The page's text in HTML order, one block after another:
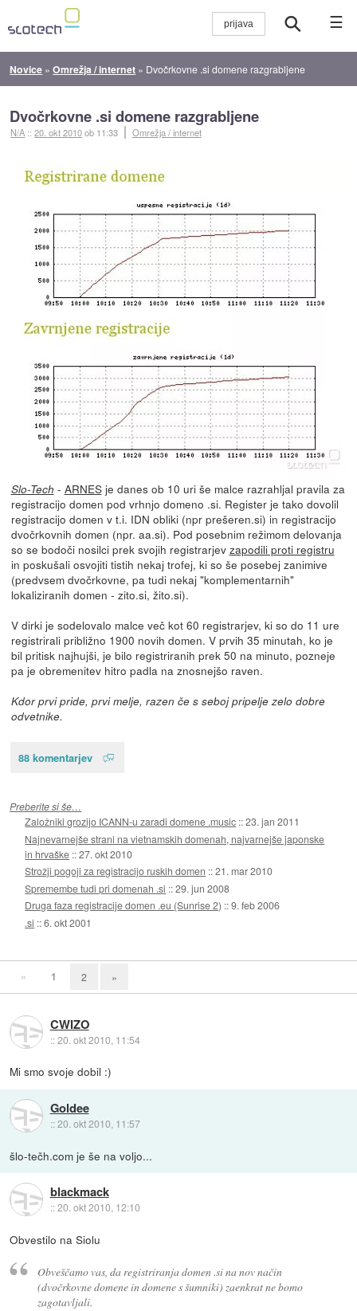
☰
Novice »Omrežja / internet » Dvočrkovne .si domene razgrabljene
Dvočrkovne .si domene razgrabljene
N/A ::20. okt 2010ob 11:33 Omrežja / internet
Slo-Tech - ARNESje danes ob 10 uri še malce razrahljal pravila za
registracijo domen pod vrhnjo domeno .si. Register je tako dovolil
registracijo domen v t.i. IDN obliki (npr prešeren.si) in registracijo
dvočrkovnih domen (npr. aa.si). Pod posebnim režimom delovanja
so se bodoči nosilci prek svojih registrarjev zapodili proti registru
in poskušali osvojiti tistih nekaj trofej, ki so še posebej zanimive
(predvsem dvočrkovne, pa tudi nekaj "komplementarnih"
lokaliziranih domen - zito.si, žito.si).
V dirki je sodelovalo malce več kot 60 registrarjev, ki so do 11 ure
registrirali približno 1900 novih domen. V prvih 35 minutah, ko je
bil pritisk najhujši, je bilo registriranih prek 50 na minuto, pozneje
pa je obremenitev hitro padla na znosnejšo raven.
Kdor prvi pride, prvi melje, razen če s seboj pripelje zelo dobre
odvetnike.
88 komentarjev
Preberite si še…
Založniki grozijo ICANN-u zaradi domene .music ::23. jan 2011
Najnevarnejše strani na vietnamskih domenah, najvarnejše japonske
in hrvaške ::27. okt 2010
Strožji pogoji za registracijo ruskih domen ::21. mar 2010
Spremembe tudi pri domenah .si ::29. jun 2008
Druga faza registracije domen .eu (Sunrise 2) ::9. feb 2006
.si ::6. okt 2001
« 1 2 »
CWIZO
::20. okt 2010, 11:54
Mi smo svoje dobil :)
Goldee
::20. okt 2010, 11:57
šlo-tečh.com je še na voljo...
blackmack
::20. okt 2010, 12:10
Obvestilo na Siolu
Obveščamo vas, da registriranja domen .si na nov način
(dvočrkovne domene in domene s šumniki) zaenkrat ne bomo
zagotavljali.